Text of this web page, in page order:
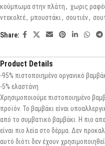
κούμπωμα στην πλάτη, χωρις
ντεκολτέ, μπουστάκι, σουτιέν,
Share:
Product Details
-95% πιστοποιημένο οργανικό
-5% ελαστάνη
Χρησιμοποιούμε πιστοποιημένο
προϊόν. Το βαμβάκι είναι
από το συμβατικό βαμβάκι. Η πιο
είναι πιο λεία στο δέρμα. Δεν
αυτό διότι δεν έχουν